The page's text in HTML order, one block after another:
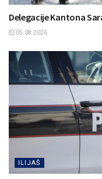
Delegacije Kantona
05.08.2026.
ILIJAŠ